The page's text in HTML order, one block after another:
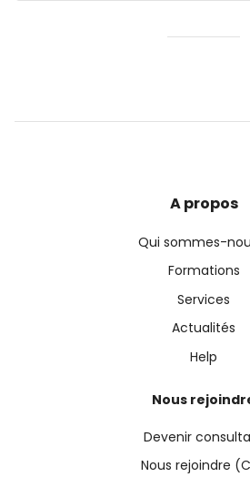
A propos
Qui sommes-
Formations
Services
Actualités
Help
Nous
Devenir
Nous rejoindre